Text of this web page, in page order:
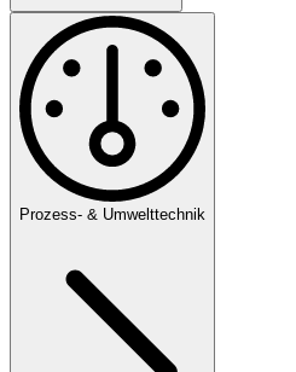
Prozess- & Umwelttechnik